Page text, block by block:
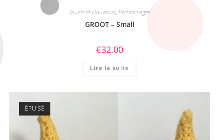
Jouets et Doudous, Personnages
GROOT – Small
€32.00
Lire la suite
ÉPUISÉ